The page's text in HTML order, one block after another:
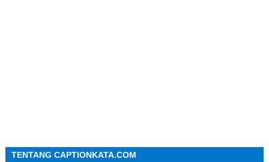
TENTANG CAPTIONKATA.COM